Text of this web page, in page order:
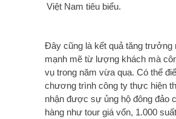
Việt Nam tiêu biểu.
Đây cũng là kết quả tăng trưởng
mạnh mẽ từ lượng khách mà
vụ trong năm vừa qua. Có thể
chương trình công ty thực hiện
nhận được sự ủng hộ đông đảo
hàng như tour giá vốn, 1.000